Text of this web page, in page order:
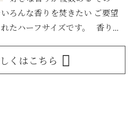
ろんな香りを焚きたい ご要望
たハーフサイズです。 香り...
くはこちら